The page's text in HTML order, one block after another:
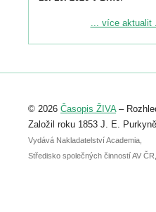
Podrobnější informace ke
Registrovat se můžete do
abstraktu přihlášené
posteru je už 30. června.
... více aktualit
© 2026 Časopis ŽIVA–
Založil roku 1853 J. E.
Vydává Nakladatelství Academia,
Středisko společných činností AV